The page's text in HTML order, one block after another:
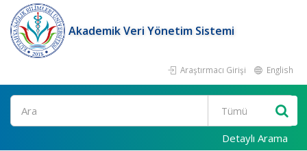
Akademik Veri Yönetim Sistemi
Araştırmacı Girişi English
Ara
Detaylı Arama